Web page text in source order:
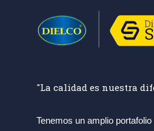
"La calidad es nuestra
Tenemos un amplio